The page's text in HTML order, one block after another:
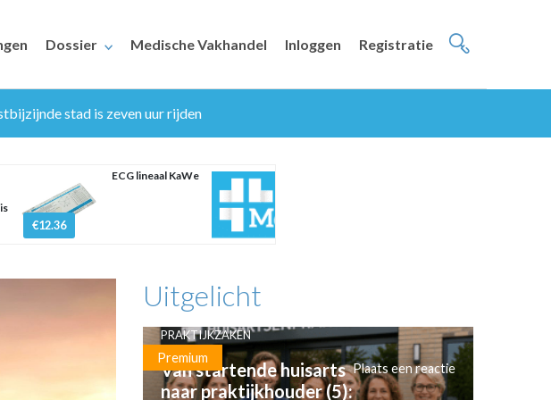
Dossier Medische Vakhandel Inloggen Registratie
stad is zeven uur rijden
€12.36
ECG lineaal KaWe
Uitgelicht
Premium
PRAKTIJKZAKEN
Van startende huisarts
naar praktijkhouder (5):
Plaats een reactie